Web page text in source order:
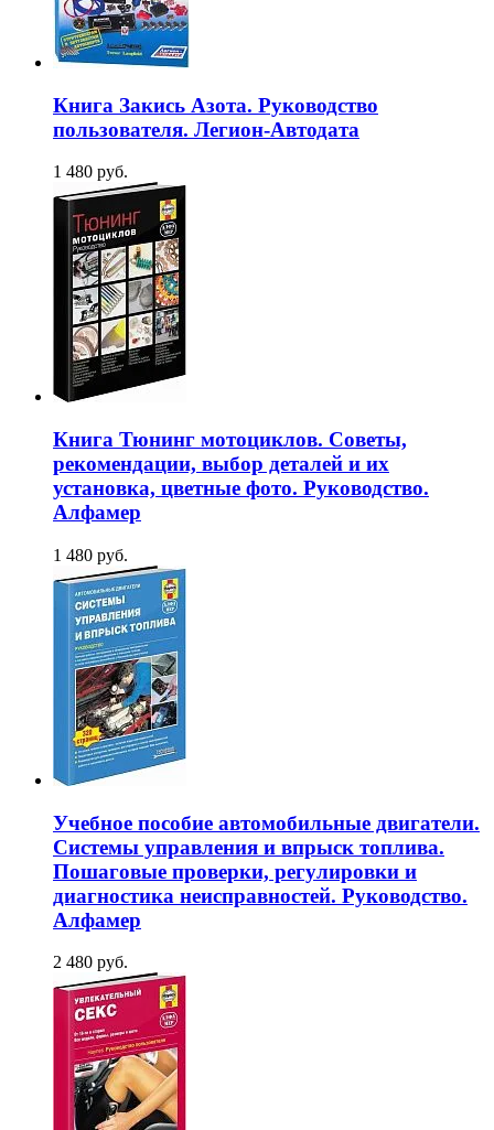
Книга Закись Азота. Руководство
пользователя. Легион-Aвтодата
1 480 руб.
Книга Тюнинг мотоциклов. Советы,
рекомендации, выбор деталей и их
установка, цветные фото. Руководство.
Алфамер
1 480 руб.
Учебное пособие автомобильные двигатели.
Системы управления и впрыск топлива.
Пошаговые проверки, регулировки и
диагностика неисправностей. Руководство.
Алфамер
2 480 руб.